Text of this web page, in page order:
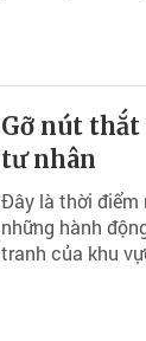
Gỡ nút thắt
tư nhân
Đây là thời điểm
những hành
tranh của khu